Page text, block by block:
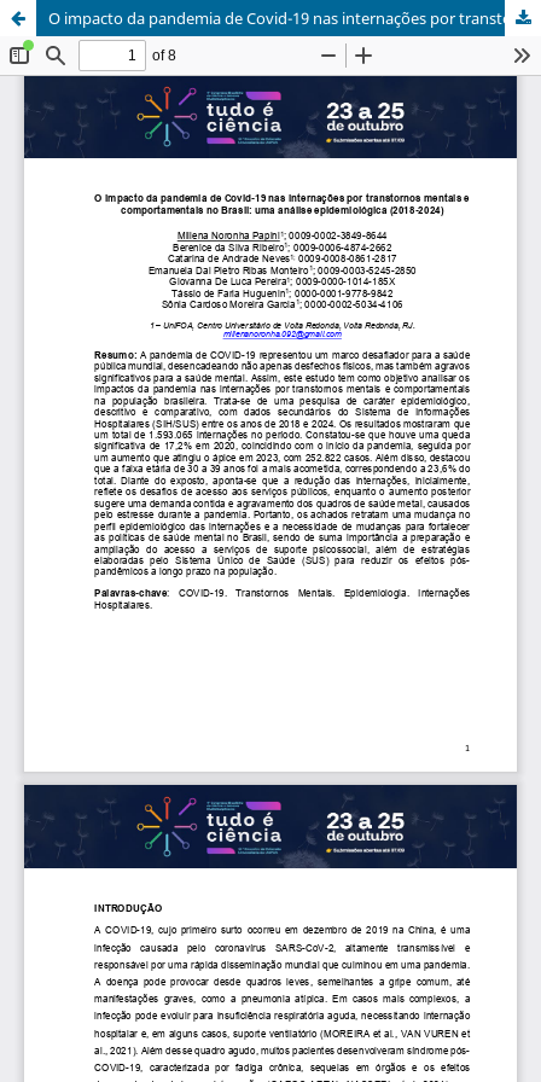
O impacto da pandemia de Covid-19 nas internações por transtornos mentais e comportamentais no Brasil